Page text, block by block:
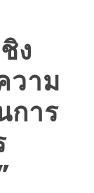
ง
วาม
การ